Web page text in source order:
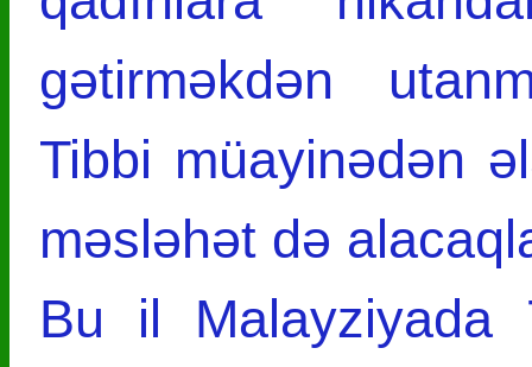
gətirməkdən
Tibbi müayinədən
məsləhət də
Bu il Malayziyada